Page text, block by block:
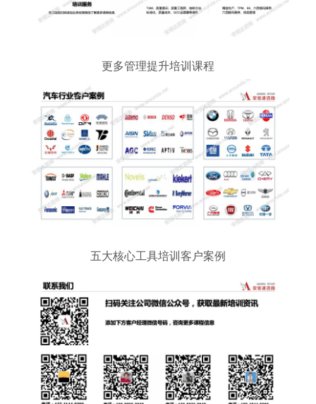
更多管理提升培训课程
五大核心工具培训客户案例